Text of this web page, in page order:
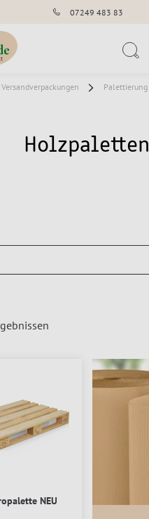
07249 483 83
Versandverpackungen Palettierung
Holzpaletten
NEU